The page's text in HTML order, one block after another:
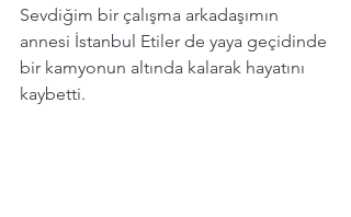
Sevdiğim bir çalışma arkadaşımın
annesi İstanbul Etiler de yaya geçidinde
bir kamyonun altında kalarak hayatını
kaybetti.